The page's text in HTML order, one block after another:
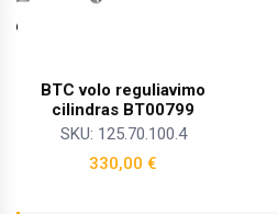
BTC volo reguliavimo
cilindras BT00799
SKU: 125.70.100.4
330,00 €